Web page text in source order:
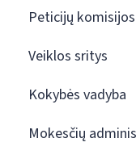
Peticijų
Veiklos sritys
Kokybės vadyba
Mokesčių